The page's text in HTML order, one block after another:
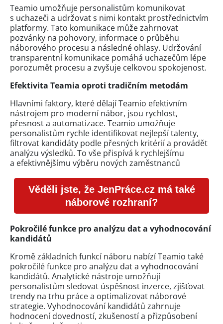
Teamio umožňuje personalistům komunikovat
s uchazeči a udržovat s nimi kontakt prostřednictvím
platformy. Tato komunikace může zahrnovat
pozvánky na pohovory, informace o průběhu
náborového procesu a následné ohlasy. Udržování
transparentní komunikace pomáhá uchazečům lépe
porozumět procesu a zvyšuje celkovou spokojenost.
Efektivita Teamia oproti tradičním metodám
Hlavními faktory, které dělají Teamio efektivním
nástrojem pro moderní nábor, jsou rychlost,
přesnost a automatizace. Teamio umožňuje
personalistům rychle identifikovat nejlepší talenty,
filtrovat kandidáty podle přesných kritérií a provádět
analýzu výsledků. To vše přispívá k rychlejšímu
a efektivnějšímu výběru nových zaměstnanců
Věděli jste, že JenPráce.cz má také
náborové rozhraní?
Pokročilé funkce pro analýzu dat a vyhodnocování
kandidátů
Kromě základních funkcí náboru nabízí Teamio také
pokročilé funkce pro analýzu dat a vyhodnocování
kandidátů. Analytické nástroje umožňují
personalistům sledovat úspěšnost inzerce, zjišťovat
trendy na trhu práce a optimalizovat náborové
strategie. Vyhodnocování kandidátů zahrnuje
hodnocení dovedností, zkušeností a přizpůsobení